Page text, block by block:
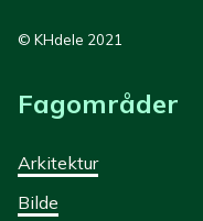
© KHdele 2021
Fagområder
Arkitektur
Bilde